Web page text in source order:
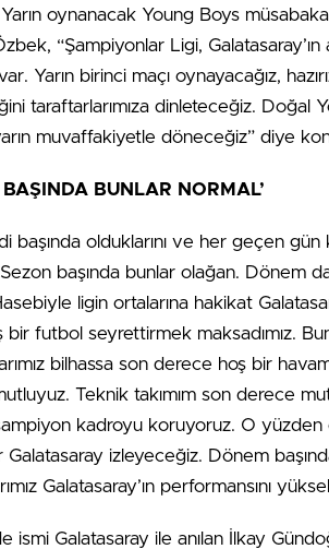
oynanacak Young Boys
“Şampiyonlar Ligi,
var. Yarın birinci maçı oynayacağız,
taraftarlarımıza dinleteceğiz. Doğal
muvaffakiyetle döneceğiz” diye
BAŞINDA BUNLAR NORMAL’
başında olduklarını ve her geçen gün
başında bunlar olağan. Dönem
ligin ortalarına hakikat
bir futbol seyrettirmek maksadımız.
bilhassa son derece hoş bir
Teknik takımım son derece
kadroyu koruyoruz. O
Galatasaray izleyeceğiz. Dönem
Galatasaray’ın performansını
ismi Galatasaray ile anılan İlkay